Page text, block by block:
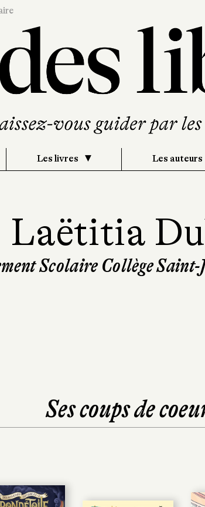
Les livres Les auteurs
Laëtitia
Scolaire Collège
Ses coups de